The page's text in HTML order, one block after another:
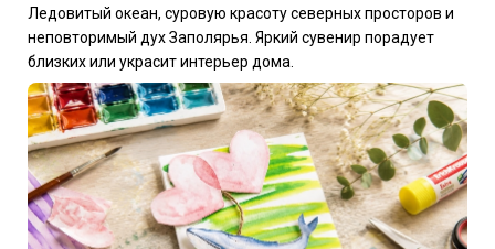
Ледовитый океан, суровую красоту северных просторов и
неповторимый дух Заполярья. Яркий сувенир порадует
близких или украсит интерьер дома.